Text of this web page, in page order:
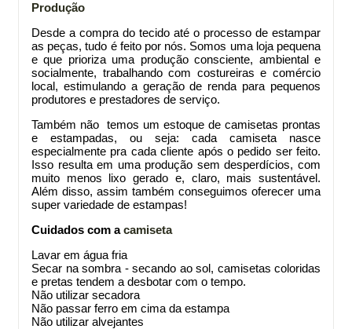
Produção
Desde a compra do tecido até o processo de estampar
as peças, tudo é feito por nós. Somos uma loja pequena
e que prioriza uma produção consciente, ambiental e
socialmente, trabalhando com costureiras e comércio
local, estimulando a geração de renda para pequenos
produtores e prestadores de serviço.
Também não temos um estoque de camisetas prontas
e estampadas, ou seja: cada camiseta nasce
especialmente pra cada cliente após o pedido ser feito.
Isso resulta em uma produção sem desperdícios, com
muito menos lixo gerado e, claro, mais sustentável.
Além disso, assim também conseguimos oferecer uma
super variedade de estampas!
Cuidados com acamiseta
Lavar em água fria
Secar na sombra - secando ao sol, camisetas coloridas
e pretas tendem a desbotar com o tempo.
Não utilizar secadora
Não passar ferro em cima da estampa
Não utilizar alvejantes